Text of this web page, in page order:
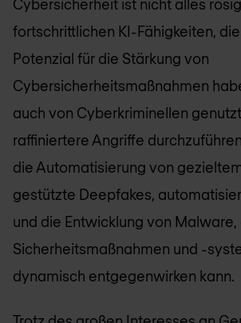
Cybersicherheit ist nicht alles
fortschrittlichen KI-Fähigkeiten,
Potenzial für die Stärkung von
Cybersicherheitsmaßnahmen
auch von Cyberkriminellen
raffiniertere Angriffe
die Automatisierung von
gestützte Deepfakes,
und die Entwicklung von Malware,
Sicherheitsmaßnahmen und -
dynamisch entgegenwirken kann.